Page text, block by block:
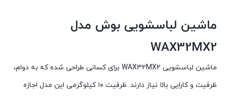
ماشین لباسشویی بوش مدل
WAX32MX2
ماشین لباسشویی WAX32MX2 برای کسانی طراحی شده که به دوام،
ظرفیت و کارایی بالا نیاز دارند. ظرفیت ۱۰ کیلوگرمی این مدل اجازه